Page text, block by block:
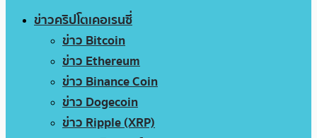
ข่าวคริปโตเคอเรนซี่
ข่าว Bitcoin
ข่าว Ethereum
ข่าว Binance Coin
ข่าว Dogecoin
ข่าว Ripple (XRP)